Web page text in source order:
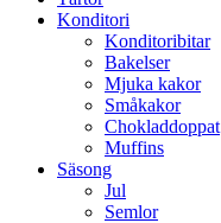
Konditori
Konditoribitar
Bakelser
Mjuka kakor
Småkakor
Chokladdoppat
Muffins
Säsong
Jul
Semlor